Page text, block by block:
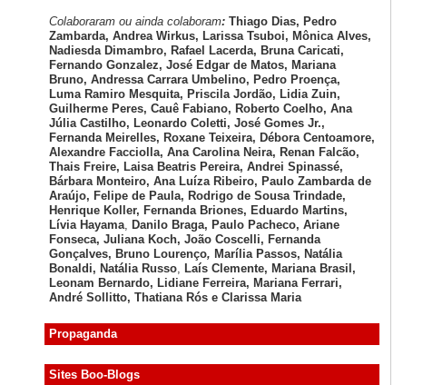
Colaboraram ou ainda colaboram: Thiago Dias, Pedro
Zambarda, Andrea Wirkus, Larissa Tsuboi, Mônica Alves,
Nadiesda Dimambro, Rafael Lacerda, Bruna Caricati,
Fernando Gonzalez, José Edgar de Matos, Mariana
Bruno, Andressa Carrara Umbelino, Pedro Proença,
Luma Ramiro Mesquita, Priscila Jordão, Lidia Zuin,
Guilherme Peres, Cauê Fabiano, Roberto Coelho, Ana
Júlia Castilho, Leonardo Coletti, José Gomes Jr.,
Fernanda Meirelles, Roxane Teixeira, Débora Centoamore,
Alexandre Facciolla, Ana Carolina Neira, Renan Falcão,
Thais Freire, Laisa Beatris Pereira, Andrei Spinassé,
Bárbara Monteiro, Ana Luíza Ribeiro, Paulo Zambarda de
Araújo, Felipe de Paula, Rodrigo de Sousa Trindade,
Henrique Koller, Fernanda Briones, Eduardo Martins,
Lívia Hayama, Danilo Braga, Paulo Pacheco, Ariane
Fonseca, Juliana Koch, João Coscelli, Fernanda
Gonçalves, Bruno Lourenço, Marília Passos, Natália
Bonaldi, Natália Russo, Laís Clemente, Mariana Brasil,
Leonam Bernardo, Lidiane Ferreira, Mariana Ferrari,
André Sollitto, Thatiana Rós e Clarissa Maria
Propaganda
Sites Boo-Blogs